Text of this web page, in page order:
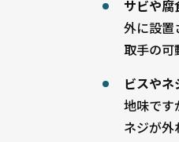
サビや
外に設置
取手の可
ビスや
地味です
ネジが外